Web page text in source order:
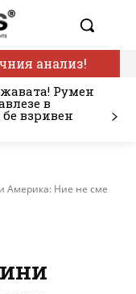
анализ!
Румен
в
взривен
Америка: Ние не сме